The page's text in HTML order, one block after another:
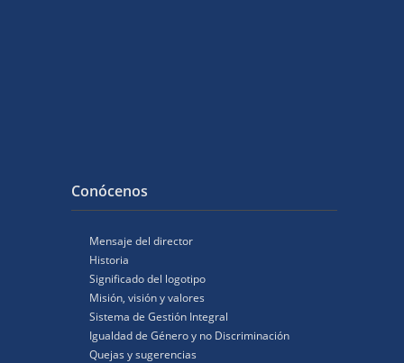
Conócenos
Mensaje del director
Historia
Significado del logotipo
Misión, visión y valores
Sistema de Gestión Integral
Igualdad de Género y no Discriminación
Quejas y sugerencias